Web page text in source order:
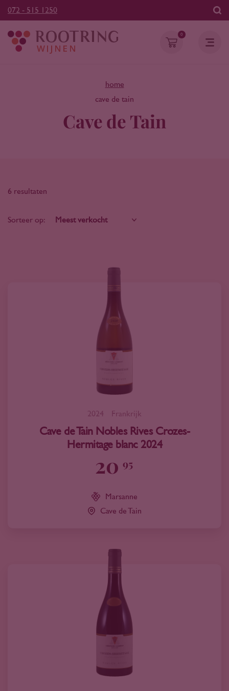
072 - 515 1250
0
home
cave de tain
Cave de Tain
6 resultaten
Sorteer op:
2024 Frankrijk
Cave de Tain Nobles Rives Crozes-
Hermitage blanc 2024
20 95
Marsanne
Cave de Tain